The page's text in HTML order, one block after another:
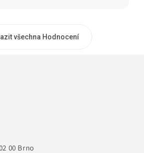
všechna Hodnocení
00 Brno